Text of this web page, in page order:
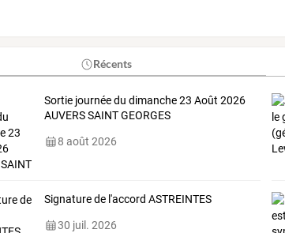
Récents
Sortie journée du dimanche 23 Août 2026
AUVERS SAINT GEORGES
8 août 2026
Signature de l'accord ASTREINTES
30 juil. 2026